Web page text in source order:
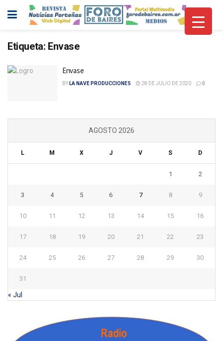
Etiqueta: Envase
Envase
BY LA NAVE PRODUCCIONES 28 DE JULIO DE 2020 0
AGOSTO 2026
L M X J V S D
1 2
3 4 5 6 7 8 9
10 11 12 13 14 15 16
17 18 19 20 21 22 23
24 25 26 27 28 29 30
31
« Jul